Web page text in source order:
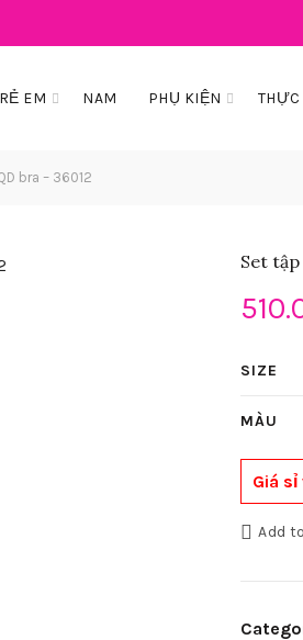
EM NAM PHỤ KIỆN
bra – 36012
Set
SIZE
MÀU
Giá
Add